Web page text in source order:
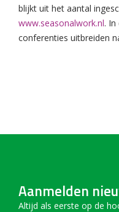
blijkt uit het aantal
www.seasonalwork.nl.
conferenties uitbreiden
Aanmelden
Altijd als eerste op de